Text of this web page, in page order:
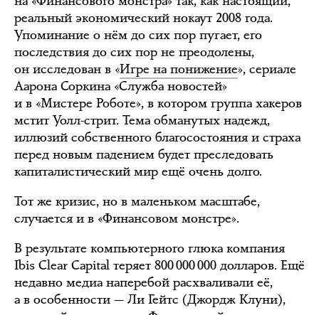
реальный экономический нокаут 2008 года.
Упоминание о нём до сих пор пугает, его
последствия до сих пор не преодолены,
он исследован в «Игре на понижение», сериале
Аарона Соркина «Служба новостей»
и в «Мистере Роботе», в котором группа хакеров
мстит Уолл-стрит. Тема обманутых надежд,
иллюзий собственного благосостояния и страха
перед новым падением будет преследовать
капиталистический мир ещё очень долго.
Тот же кризис, но в маленьком масштабе,
случается и в «Финансовом монстре».
В результате компьютерного глюка компания
Ibis Clear Capital теряет 800 000 000 долларов. Ещё
недавно медиа наперебой расхваливали её,
а в особенности — Ли Гейтс (Джордж Клуни),